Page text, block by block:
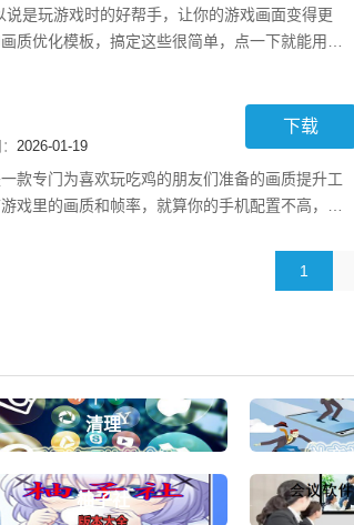
说是玩游戏时的好帮手，让你的游戏画面变得更
质优化模板，搞定这些很简单，点一下就能用
解锁全部的潜力，享受超高清HDR和1
2026-01-19
下载
款专门为喜欢玩吃鸡的朋友们准备的画质提升工
戏里的画质和帧率，就算你的手机配置不高，玩
1
清理
柚子社